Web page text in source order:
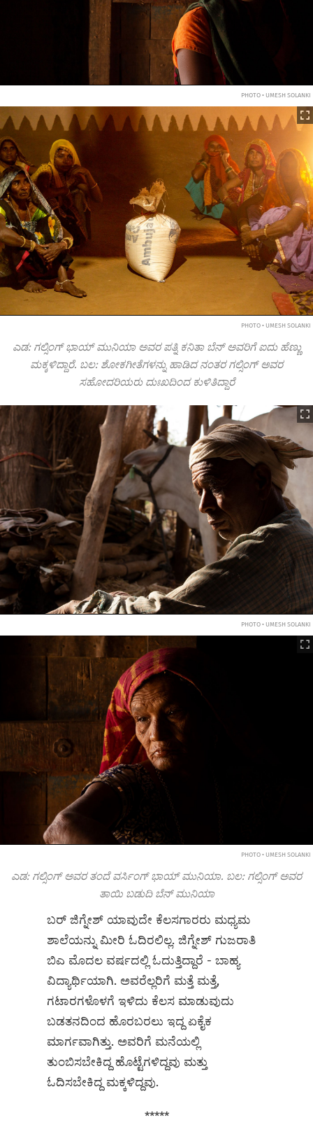
PHOTO • UMESH SOLANKI
PHOTO • UMESH SOLANKI
ಎಡ: ಗಲ್ಸಿಂಗ್ ಭಾಯ್ ಮುನಿಯಾ ಅವರ ಪತ್ನಿ ಕನಿತಾ ಬೆನ್ ಅವರಿಗೆ ಐದು ಹೆಣ್ಣು
ಮಕ್ಕಳಿದ್ದಾರೆ. ಬಲ: ಶೋಕಗೀತೆಗಳನ್ನು ಹಾಡಿದ ನಂತರ ಗಲ್ಸಿಂಗ್ ಅವರ
ಸಹೋದರಿಯರು ದುಃಖದಿಂದ ಕುಳಿತಿದ್ದಾರೆ
PHOTO • UMESH SOLANKI
PHOTO • UMESH SOLANKI
ಎಡ: ಗಲ್ಸಿಂಗ್ ಅವರ ತಂದೆ ವರ್ಸಿಂಗ್ ಭಾಯ್ ಮುನಿಯಾ. ಬಲ: ಗಲ್ಸಿಂಗ್ ಅವರ
ತಾಯಿ ಬಡುದಿ ಬೆನ್ ಮುನಿಯಾ
ಬರ್ ಜಿಗ್ನೇಶ್ ಯಾವುದೇ ಕೆಲಸಗಾರರು ಮಧ್ಯಮ
ಶಾಲೆಯನ್ನು ಮೀರಿ ಓದಿರಲಿಲ್ಲ. ಜಿಗ್ನೇಶ್ ಗುಜರಾತಿ
ಬಿಎ ಮೊದಲ ವರ್ಷದಲ್ಲಿ ಓದುತ್ತಿದ್ದಾರೆ - ಬಾಹ್ಯ
ವಿದ್ಯಾರ್ಥಿಯಾಗಿ. ಅವರೆಲ್ಲರಿಗೆ ಮತ್ತೆ ಮತ್ತೆ,
ಗಟಾರಗಳೊಳಗೆ ಇಳಿದು ಕೆಲಸ ಮಾಡುವುದು
ಬಡತನದಿಂದ ಹೊರಬರಲು ಇದ್ದ ಏಕೈಕ
ಮಾರ್ಗವಾಗಿತ್ತು. ಅವರಿಗೆ ಮನೆಯಲ್ಲಿ
ತುಂಬಿಸಬೇಕಿದ್ದ ಹೊಟ್ಟೆಗಳಿದ್ದವು ಮತ್ತು
ಓದಿಸಬೇಕಿದ್ದ ಮಕ್ಕಳಿದ್ದವು.
*****